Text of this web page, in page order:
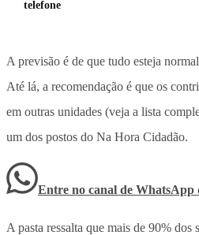
telefone
A previsão é de que tudo esteja
Até lá, a recomendação é que os
em outras unidades (veja a lista
um dos postos do Na Hora Cidadão.
Entre no canal de WhatsApp
A pasta ressalta que mais de 90%